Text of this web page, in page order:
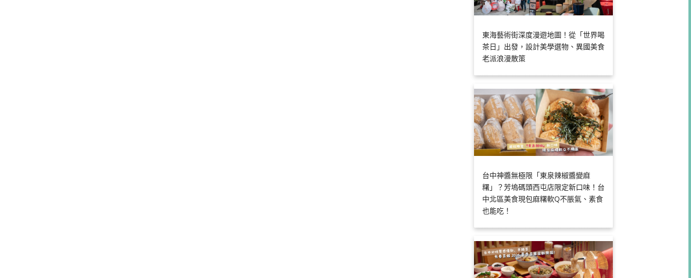
東海藝術街深度漫遊地圖！從「世界喝
茶日」出發，設計美學選物、異國美食
老派浪漫散策
台中神醬無極限「東泉辣椒醬變麻
糬」？芳塢碼頭西屯店限定新口味！台
中北區美食現包麻糬軟Q不脹氣、素食
也能吃！